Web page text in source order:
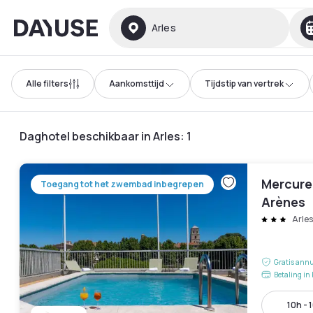
Dayuse Arles
Alle filters Aankomsttijd Tijdstip van vertrek
Daghotel beschikbaar in Arles: 1
Toegang tot het zwembad inbegrepen
Arènes
Arles
Gratis
Betaling in
10h -